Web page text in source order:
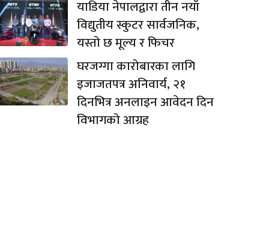
याडिया नेपालद्वारा तीन नयाँ
विद्युतीय स्कुटर सार्वजनिक,
यस्तो छ मूल्य र फिचर
घरजग्गा कारोबारका लागि
इजाजतपत्र अनिवार्य, २१
दिनभित्र अनलाइन आवेदन दिन
विभागको आग्रह